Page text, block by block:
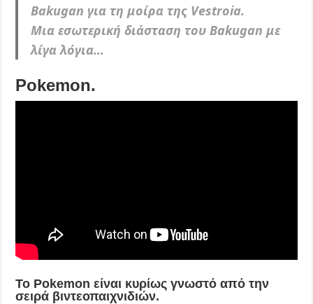
Bakugan για τη μοίρα της Vestroia.
Μια εσωτερική διάσταση του Bakugan με
λίγα λόγια…
Pokemon.
Το Pokemon είναι κυρίως γνωστό από την
σειρά βιντεοπαιχνιδιών.